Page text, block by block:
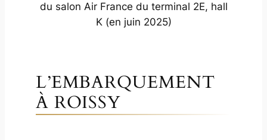
du salon Air France du terminal 2E, hall
K (en juin 2025)
L’EMBARQUEMENT
À ROISSY